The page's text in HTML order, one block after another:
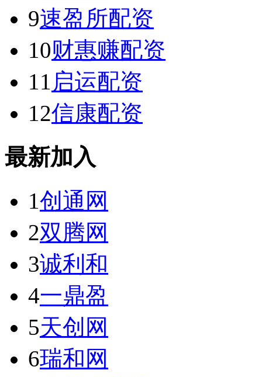
9速盈所配资
10财惠赚配资
11 启运配资
12信康配资
最新加入
1创通网
2双腾网
3诚利和
4一鼎盈
5天创网
6瑞和网